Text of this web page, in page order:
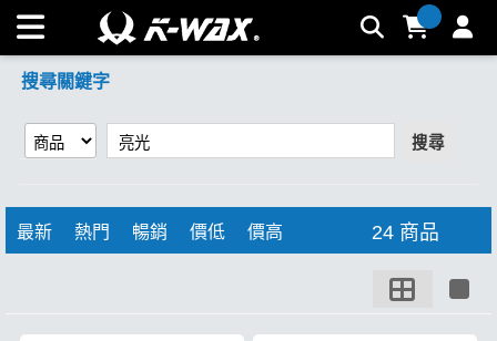
【亮光】搜尋結果 | K-WAX台灣汽車美容材料
搜尋關鍵字
搜尋
最新 熱門 暢銷 價低 價高 24 商品